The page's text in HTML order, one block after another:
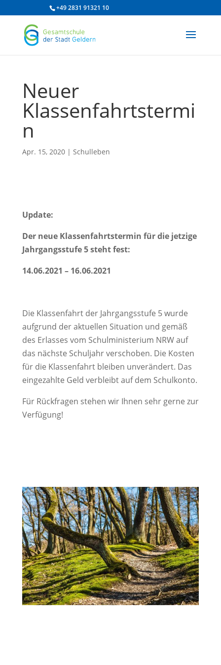
+49 2831 91321 10
Neuer
Klassenfahrtstermi
n
Apr. 15, 2020| Schulleben
Update:
Der neue Klassenfahrtstermin für die jetzige
Jahrgangsstufe 5 steht fest:
14.06.2021 – 16.06.2021
Die Klassenfahrt der Jahrgangsstufe 5 wurde
aufgrund der aktuellen Situation und gemäß
des Erlasses vom Schulministerium NRW auf
das nächste Schuljahr verschoben. Die Kosten
für die Klassenfahrt bleiben unverändert. Das
eingezahlte Geld verbleibt auf dem Schulkonto.
Für Rückfragen stehen wir Ihnen sehr gerne zur
Verfügung!